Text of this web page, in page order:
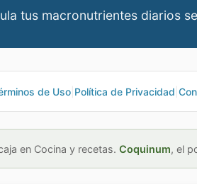
tus macronutrientes diarios
de Uso Política de Privacidad
en Cocina y recetas. Coquinum, el